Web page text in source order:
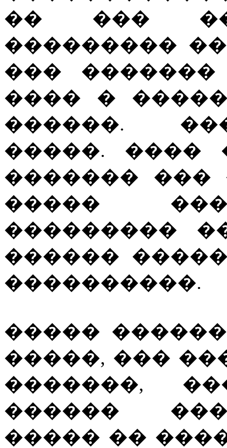
�� ���
���������
���
���� �
������.
�����. ����
������� ���
�����
���������
������
����������.
�����
�����, ���
�������,
������
����� ��